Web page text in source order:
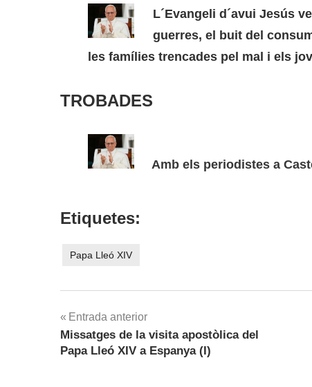
L´Evangeli d´avui Jesús
guerres, el buit del
les famílies trencades pel mal i els
TROBADES
Amb els periodistes a
Etiquetes:
Papa Lleó XIV
Navegació
d'entrades
Entrada anterior
Missatges de la visita apostòlica del
Papa Lleó XIV a Espanya (I)